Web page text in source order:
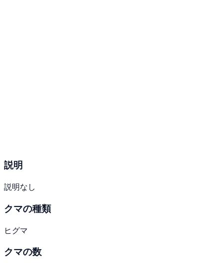
説明
説明なし
クマの種類
ヒグマ
クマの数